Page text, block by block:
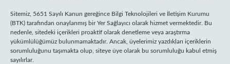
Sitemiz, 5651 Sayılı Kanun gereğince Bilgi Teknolojileri ve İletişim Kurumu
(BTK) tarafından onaylanmış bir Yer Sağlayıcı olarak hizmet vermektedir. Bu
nedenle, sitedeki içerikleri proaktif olarak denetleme veya araştırma
yükümlülüğümüz bulunmamaktadır. Ancak, üyelerimiz yazdıkları içeriklerin
sorumluluğunu taşımakta olup, siteye üye olarak bu sorumluluğu kabul etmiş
sayılırlar.